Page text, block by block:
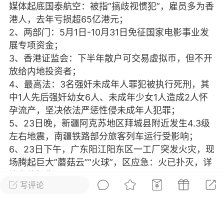
每次200金币
师 小熊水光
爆汗熊
脂
卡卡动能素
建术
DRYY面膜 微晶溶斑术
爆款平台 Lv.8 靓号
加盟商
26 23:18
电脑端 美业资讯
闪充小白罐
本/双效闪充，养出紧致小白脸！一、项
充小白罐 = 闪充大白肌（仪器）× 草本
产品）×极光嫩肤啫喱（产品）这是一套
护...写评论
媒体起底国泰航空：被指”搞歧视惯犯”，雇员多为香
港人，去年亏损超65亿港元；
2、两部门：5月1日-10月31日免征国家电影事业发
展专项资金；
3、香港证监会：下半年散户可交易虚拟币，但不开
放给内地投资者；
4、最高法：3名强奸未成年人罪犯被执行死刑，其
中1人先后强奸幼女6人、未成年少女1人造成2人怀
孕流产，坚决依法严惩性侵未成年人犯罪；
5、23日晚，新疆阿克苏地区拜城县附近发生4.3级
左右地震，南疆铁路部分旅客列车运行受影响；
6、23日下午，广东阳江阳东区一工厂突发火灾，现
场腾起巨大”蘑菇云””火球”，区应急：火已扑灭，详
7、广州、长春、北京、青岛、成都、济南、大连等